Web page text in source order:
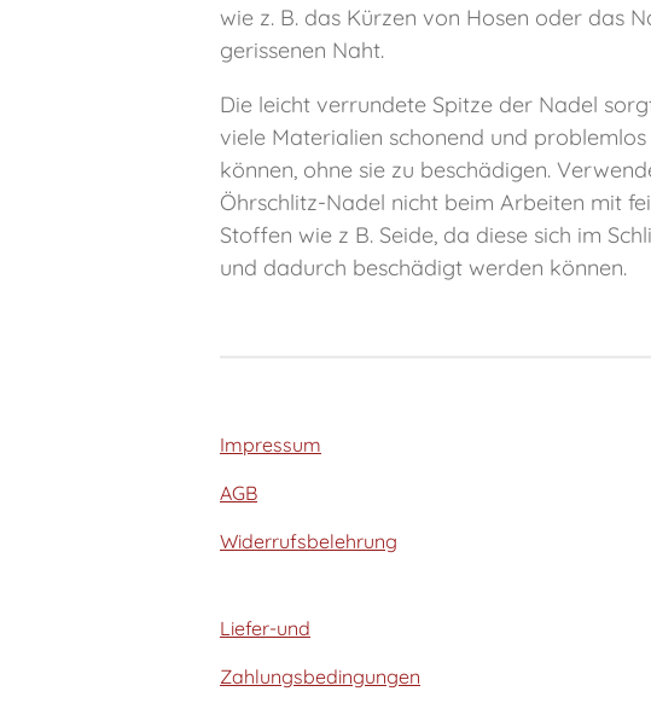
wie z. B. das Kürzen von Hosen oder das
gerissenen Naht.
Die leicht verrundete Spitze der Nadel
viele Materialien schonend und
können, ohne sie zu beschädigen.
Öhrschlitz-Nadel nicht beim Arbeiten mit
Stoffen wie z B. Seide, da diese sich im
und dadurch beschädigt werden können.
Impressum
AGB
Widerrufsbelehrung
Liefer-und
Zahlungsbedingungen